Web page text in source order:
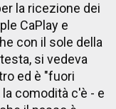
la ricezione dei
CaPlay e
con il sole della
si vedeva
ed è "fuori
comodità c'è - e